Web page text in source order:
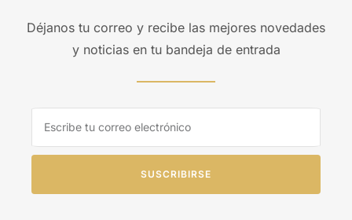
Déjanos tu correo y recibe las mejores novedades
y noticias en tu bandeja de entrada
SUSCRIBIRSE